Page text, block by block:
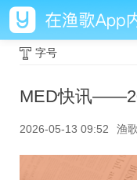
字号
MED快讯
2026-05-13 09:52 渔